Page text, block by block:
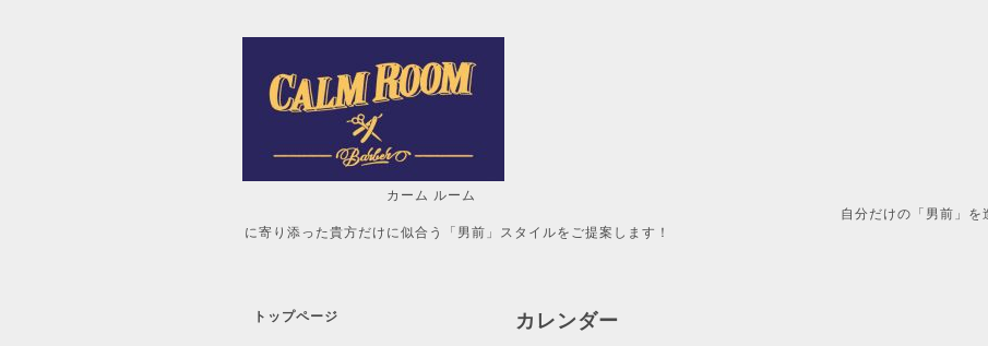
カーム ルーム
自分だけの「男前」を造るメンズ美容室。
に寄り添った貴方だけに似合う「男前」スタイルをご提案します！
カレンダー
トップページ